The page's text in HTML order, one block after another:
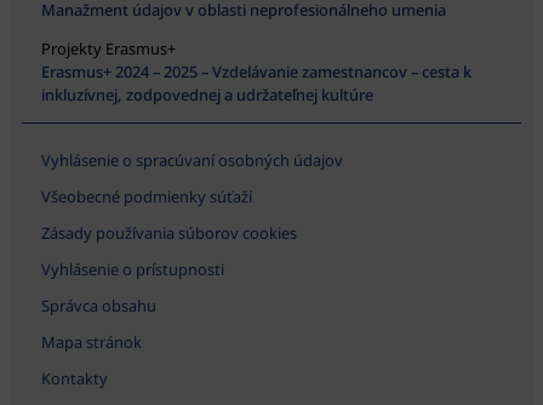
Manažment údajov v oblasti neprofesionálneho umenia
Projekty Erasmus+
Erasmus+ 2024 – 2025 – Vzdelávanie zamestnancov – cesta k
inkluzívnej, zodpovednej a udržateľnej kultúre
Vyhlásenie o spracúvaní osobných údajov
Všeobecné podmienky súťaží
Zásady používania súborov cookies
Vyhlásenie o prístupnosti
Správca obsahu
Mapa stránok
Kontakty